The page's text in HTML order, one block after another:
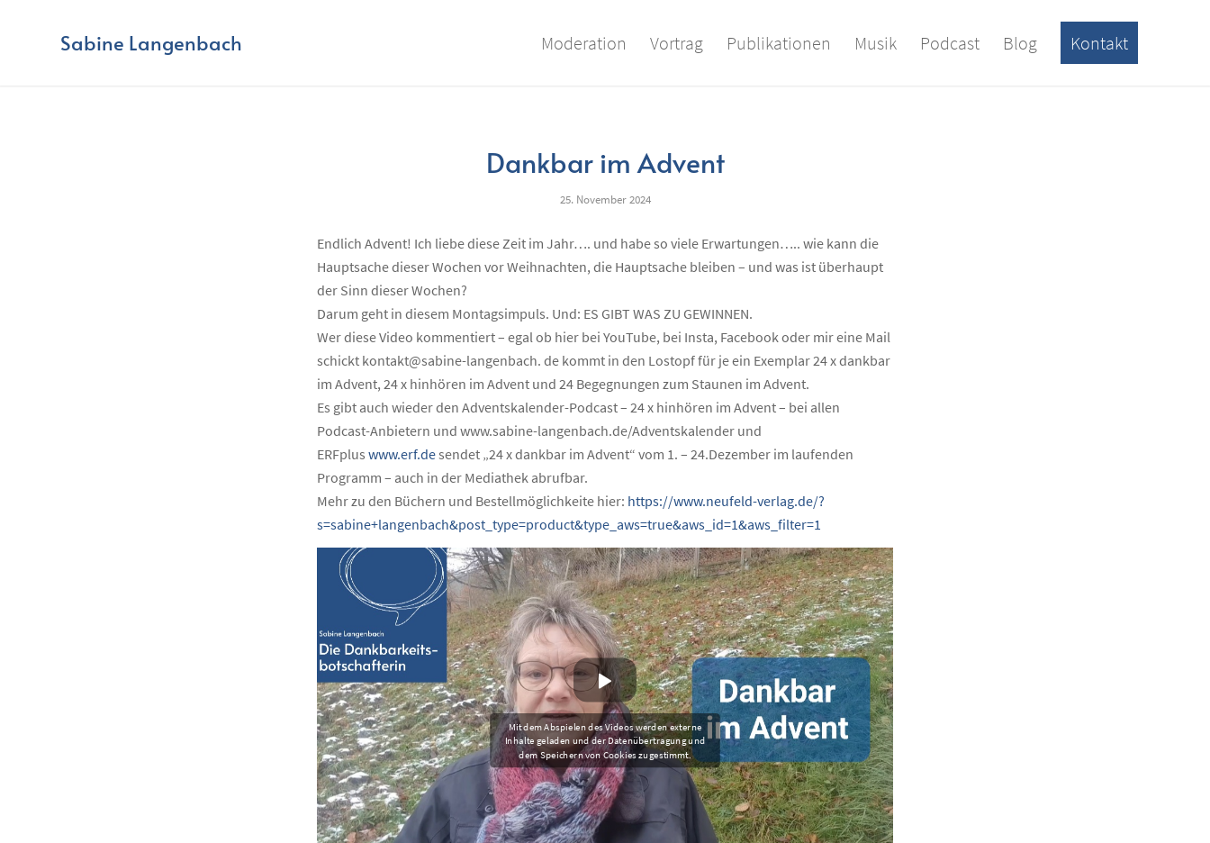
Sabine Langenbach Moderation Vortrag Publikationen Musik Podcast Blog Kontakt
Dankbar im Advent
25. November 2024
Endlich Advent! Ich liebe diese Zeit im Jahr…. und habe so viele Erwartungen….. wie kann die
Hauptsache dieser Wochen vor Weihnachten, die Hauptsache bleiben – und was ist überhaupt
der Sinn dieser Wochen?
Darum geht in diesem Montagsimpuls. Und: ES GIBT WAS ZU GEWINNEN.
Wer diese Video kommentiert – egal ob hier bei YouTube, bei Insta, Facebook oder mir eine Mail
schickt kontakt@sabine-langenbach. de kommt in den Lostopf für je ein Exemplar 24 x dankbar
im Advent, 24 x hinhören im Advent und 24 Begegnungen zum Staunen im Advent.
Es gibt auch wieder den Adventskalender-Podcast – 24 x hinhören im Advent – bei allen
Podcast-Anbietern und www.sabine-langenbach.de/Adventskalender und
ERFplus www.erf.desendet „24 x dankbar im Advent“ vom 1. – 24.Dezember im laufenden
Programm – auch in der Mediathek abrufbar.
Mehr zu den Büchern und Bestellmöglichkeite hier: https://www.neufeld-verlag.de/?
s=sabine+langenbach&post_type=product&type_aws=true&aws_id=1&aws_filter=1